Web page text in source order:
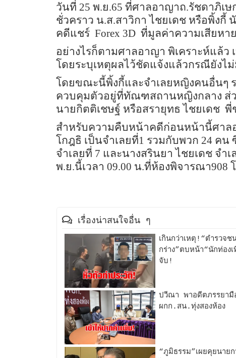
วันที่ 25 พ.ย.65 ที่ศาลอาญาถ.รัชดาภิเ
ชั่วคราว น.ส.สาวิกา ไชยเดช หรือพิ้งกี้
คดีแชร์ Forex 3D ที่มูลค่าความเสียห
อย่างไรก็ตามศาลอาญา พิเคราะห์แล้
โดยระบุเหตุผลไว้ชัดแจ้งแล้วกรณียังไ
โดยขณะนี้พิ้งกี้และจำเลยหญิงคนอื่นๆ
ควบคุมตัวอยู่ที่ทัณฑสถานหญิงกลาง ส่ว
นายกิตติเชษฐ์ หรือสรายุทธ ไชยเดช พี่
สำหรับความคืบหน้าคดีก่อนหน้านี้ศาล
โกฎธิ เป็นจำเลยที่1 รวมกับพวก 24 คน
จำเลยที่ 7 และนางสรินยา ไชยเดช จ
พ.ย.นี้เวลา 09.00 น.ที่ห้องพิจารณา
เรื่องน่าสนใจอื่น ๆ
เกินกว่าเหตุ!“ตำรวจช
กร่าง”ตบหน้า“นักท่อง
จับ!
ปวีณา พาอดีตภรรยามื
ผกก.สน.ทุ่งสองห้อง
“ภูมิธรรม”เผยคุยนาย